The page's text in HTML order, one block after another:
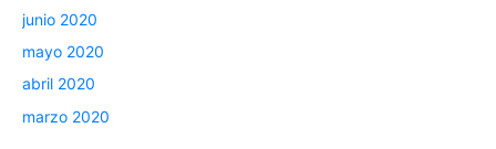
junio 2020
mayo 2020
abril 2020
marzo 2020